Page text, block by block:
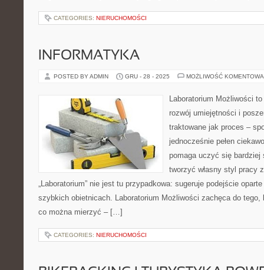
CATEGORIES: NIERUCHOMOŚCI
INFORMATYKA
POSTED BY ADMIN GRU - 28 - 2025 MOŻLIWOŚĆ
Laboratorium Możliwości
rozwój umiejętności i
traktowane jak proces –
jednocześnie pełen
pomaga uczyć się bardziej
tworzyć własny styl pracy
„Laboratorium” nie jest tu przypadkowa: sugeruje podejście
szybkich obietnicach. Laboratorium Możliwości zachęca do
co można mierzyć – […]
CATEGORIES: NIERUCHOMOŚCI